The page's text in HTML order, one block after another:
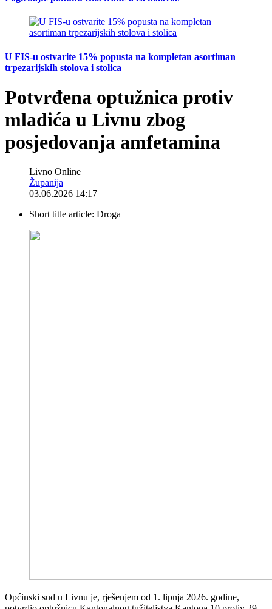
U FIS-u ostvarite 15% popusta na kompletan asortiman
trpezarijskih stolova i stolica
Potvrđena optužnica protiv
mladića u Livnu zbog
posjedovanja amfetamina
Livno Online
Županija
03.06.2026 14:17
Short title article: Droga
Općinski sud u Livnu je, rješenjem od 1. lipnja 2026. godine,